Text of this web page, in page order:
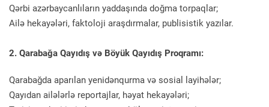
Qərbi azərbaycanlıların yaddaşında doğma torpaqlar;
Ailə hekayələri, faktoloji araşdırmalar, publisistik yazılar.
2. Qarabağa Qayıdış və Böyük Qayıdış Proqramı:
Qarabağda aparılan yenidənqurma və sosial layihələr;
Qayıdan ailələrlə reportajlar, həyat hekayələri;